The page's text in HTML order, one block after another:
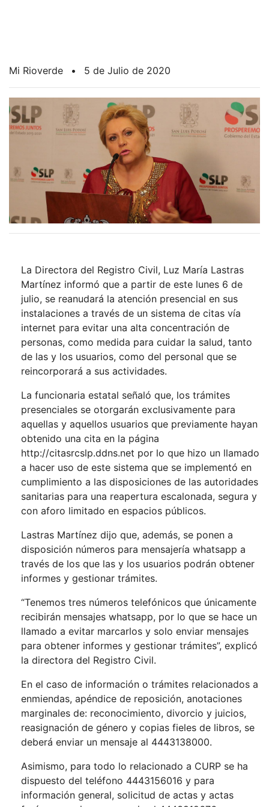
Mi Rioverde • 5 de Julio de 2020
La Directora del Registro Civil, Luz María Lastras
Martínez informó que a partir de este lunes 6 de
julio, se reanudará la atención presencial en sus
instalaciones a través de un sistema de citas vía
internet para evitar una alta concentración de
personas, como medida para cuidar la salud, tanto
de las y los usuarios, como del personal que se
reincorporará a sus actividades.
La funcionaria estatal señaló que, los trámites
presenciales se otorgarán exclusivamente para
aquellas y aquellos usuarios que previamente hayan
obtenido una cita en la página
http://citasrcslp.ddns.net por lo que hizo un llamado
a hacer uso de este sistema que se implementó en
cumplimiento a las disposiciones de las autoridades
sanitarias para una reapertura escalonada, segura y
con aforo limitado en espacios públicos.
Lastras Martínez dijo que, además, se ponen a
disposición números para mensajería whatsapp a
través de los que las y los usuarios podrán obtener
informes y gestionar trámites.
“Tenemos tres números telefónicos que únicamente
recibirán mensajes whatsapp, por lo que se hace un
llamado a evitar marcarlos y solo enviar mensajes
para obtener informes y gestionar trámites”, explicó
la directora del Registro Civil.
En el caso de información o trámites relacionados a
enmiendas, apéndice de reposición, anotaciones
marginales de: reconocimiento, divorcio y juicios,
reasignación de género y copias fieles de libros, se
deberá enviar un mensaje al 4443138000.
Asimismo, para todo lo relacionado a CURP se ha
dispuesto del teléfono 4443156016 y para
información general, solicitud de actas y actas